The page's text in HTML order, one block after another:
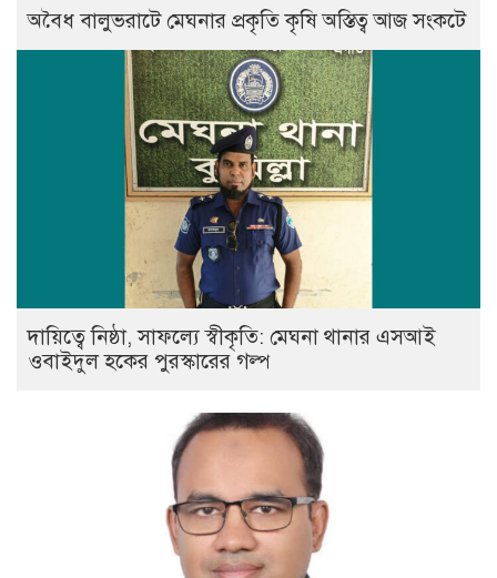
অবৈধ বালুভরাটে মেঘনার প্রকৃতি কৃষি অস্তিত্ব আজ সংকটে
দায়িত্বে নিষ্ঠা, সাফল্যে স্বীকৃতি: মেঘনা থানার এসআই
ওবাইদুল হকের পুরস্কারের গল্প